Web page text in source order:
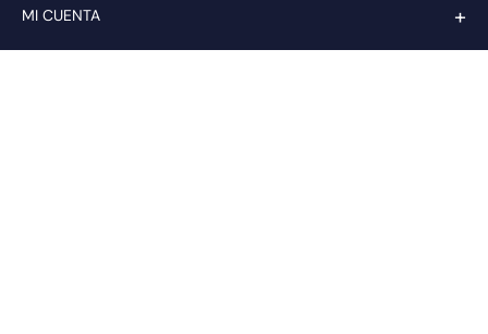
MI CUENTA +